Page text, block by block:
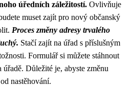
úředních záležitostí. Ovlivňuje
muset zajít pro nový občanský
Proces změny adresy trvalého
Stačí zajít na úřad s příslušným
Formulář si můžete stáhnout
Důležité je, abyste změnu
nastěhování.